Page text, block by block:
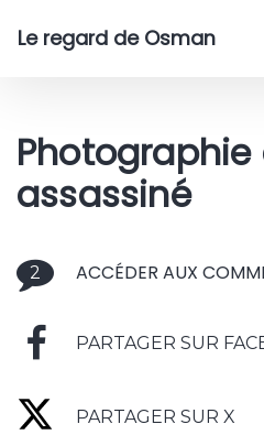
Le regard de Osman
Photographie
assassiné
2 ACCÉDER AUX
PARTAGER SUR
PARTAGER SUR X